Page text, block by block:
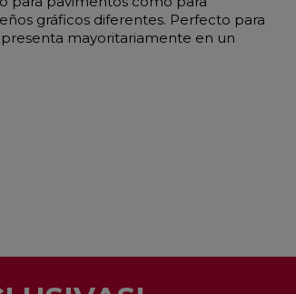
gráficos diferentes. Perfecto para
mayoritariamente en un